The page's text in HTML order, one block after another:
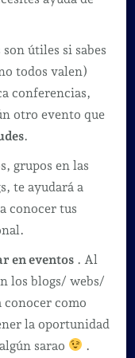
útiles si sabes
todos valen)
conferencias,
otro evento que
.
grupos en las
te ayudará a
conocer tus
en eventos. Al
los blogs/ webs/
conocer como
la oportunidad
sarao
.